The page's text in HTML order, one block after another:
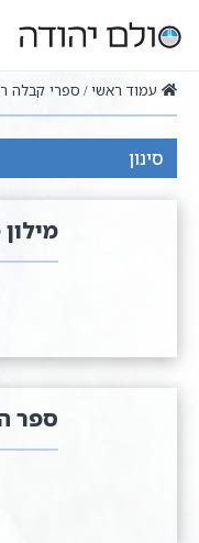
עמוד ראשי ספרי קבלה
ספר
סינון